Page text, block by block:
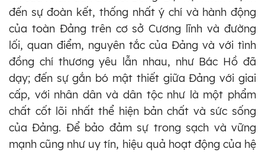
đến sự đoàn kết, thống nhất ý chí và hành động
của toàn Đảng trên cơ sở Cương lĩnh và đường
lối, quan điểm, nguyên tắc của Đảng và với tình
đồng chí thương yêu lẫn nhau, như Bác Hồ đã
dạy; đến sự gắn bó mật thiết giữa Đảng với giai
cấp, với nhân dân và dân tộc như là một phẩm
chất cốt lõi nhất thể hiện bản chất và sức sống
của Đảng. Để bảo đảm sự trong sạch và vững
mạnh cũng như uy tín, hiệu quả hoạt động của hệ